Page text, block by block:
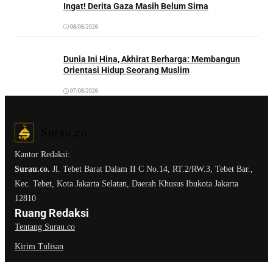
Ingat! Derita Gaza Masih Belum Sirna
08/08/2026
Dunia Ini Hina, Akhirat Berharga: Membangun
Orientasi Hidup Seorang Muslim
07/08/2026
Kantor Redaksi:
Surau.co. Jl. Tebet Barat Dalam II C No.14, RT.2/RW.3, Tebet Bar.,
Kec. Tebet, Kota Jakarta Selatan, Daerah Khusus Ibukota Jakarta
12810
Ruang Redaksi
Tentang Surau.co
Kirim Tulisan